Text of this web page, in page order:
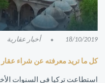
18/10/2019 أخبار عقارية
كل ما تريد معرفته عن شراء عقار
استطاعت تركيا في السنوات